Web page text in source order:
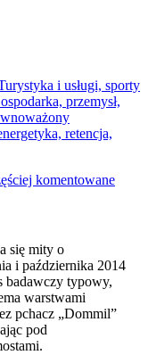
i usługi, sporty
przemysł,
retencja,
komentowane
się mity o
i października 2014
badawczy typowy,
warstwami
pchacz „Dommil”
pod